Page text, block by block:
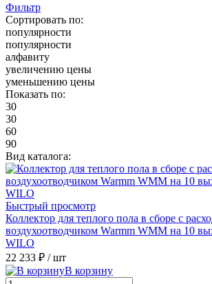
Фильтр
Сортировать по:
популярности
популярности
алфавиту
увеличению цены
уменьшению цены
Показать по:
30
30
60
90
Вид каталога:
Быстрый просмотр
Коллектор для теплого пола в сборе с
воздухоотводчиком Warmm WMM на 10
WILO
22 233 ₽ / шт
В корзину